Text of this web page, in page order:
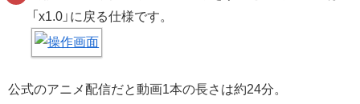
「x1.0」に戻る仕様です。
公式のアニメ配信だと動画1本の長さは約24分。